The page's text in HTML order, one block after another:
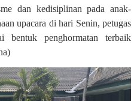
dan kedisiplinan pada anak-
upacara di hari Senin, petugas
bentuk penghormatan terbaik